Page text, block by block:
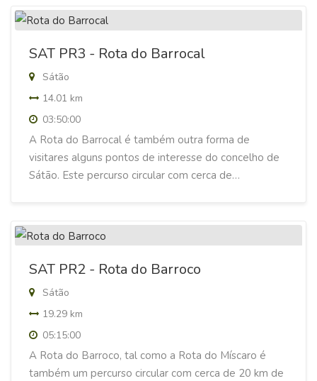
SAT PR3 - Rota do Barrocal
Sátão
14.01 km
03:50:00
A Rota do Barrocal é também outra forma de
visitares alguns pontos de interesse do concelho de
Sátão. Este percurso circular com cerca de…
SAT PR2 - Rota do Barroco
Sátão
19.29 km
05:15:00
A Rota do Barroco, tal como a Rota do Míscaro é
também um percurso circular com cerca de 20 km de